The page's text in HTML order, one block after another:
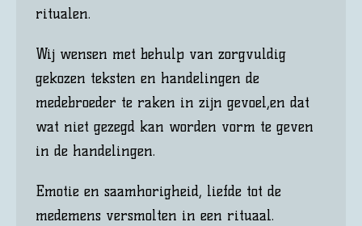
ritualen.
Wij wensen met behulp van zorgvuldig
gekozen teksten en handelingen de
medebroeder te raken in zijn gevoel,en dat
wat niet gezegd kan worden vorm te geven
in de handelingen.
Emotie en saamhorigheid, liefde tot de
medemens versmolten in een rituaal.